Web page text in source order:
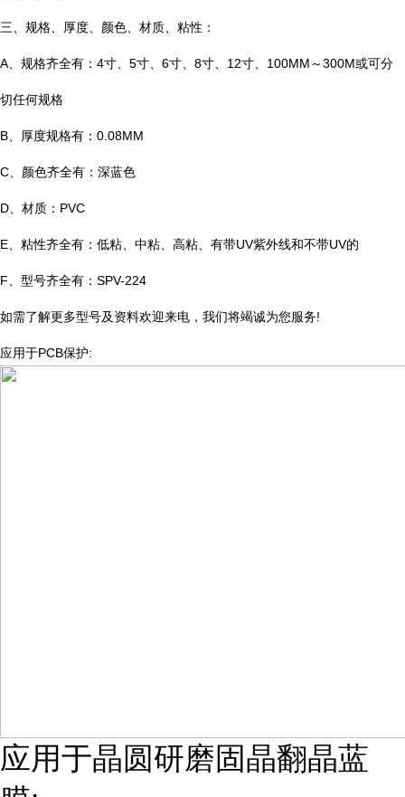
三、规格、厚度、颜色、材质、粘性：
A、规格齐全有：4寸、5寸、6寸、8寸、12寸、100MM～300M或可分
切任何规格
B、厚度规格有：0.08MM
C、颜色齐全有：深蓝色
D、材质：PVC
E、粘性齐全有：低粘、中粘、高粘、有带UV紫外线和不带UV的
F、型号齐全有：SPV-224
如需了解更多型号及资料欢迎来电，我们将竭诚为您服务!
应用于PCB保护:
应用于晶圆研磨固晶翻晶蓝